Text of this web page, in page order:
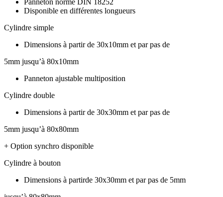
Disponible en différentes longueurs
Cylindre simple
Dimensions à partir de 30x10mm et par pas de
5mm jusqu’à 80x10mm
Panneton ajustable multiposition
Cylindre double
Dimensions à partir de 30x30mm et par pas de
5mm jusqu’à 80x80mm
+ Option synchro disponible
Cylindre à bouton
Dimensions à partirde 30x30mm et par pas de 5mm